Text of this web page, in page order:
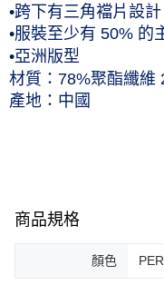
黑貓宅急便 (僅限台灣本
每筆NT$120，滿
•跨下有三角襠片設計
•服裝至少有 50% 的
•亞洲版型
材質：78%聚酯纖維
產地：中國
商品規格
顏色